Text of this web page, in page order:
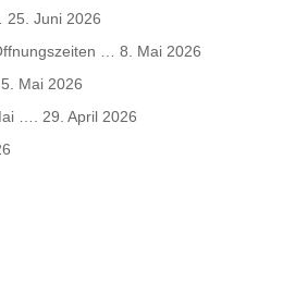
25. Juni 2026
…
8. Mai 2026
5. Mai 2026
….
29. April 2026